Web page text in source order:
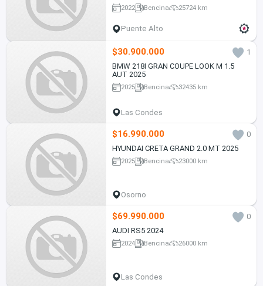
2022 Bencina 25724 km
Puente Alto
$30.900.000
1
BMW 218I GRAN COUPE LOOK M 1.5
AUT 2025
2025 Bencina 32435 km
Las Condes
$16.990.000
0
HYUNDAI CRETA GRAND 2.0 MT 2025
2025 Bencina 23000 km
Osorno
$69.990.000
0
AUDI RS5 2024
2024 Bencina 26000 km
Las Condes